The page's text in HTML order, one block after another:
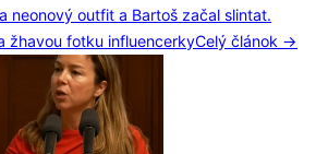
neonový outfit a Bartoš začal slintat.
žhavou fotku influencerkyCelý článok →